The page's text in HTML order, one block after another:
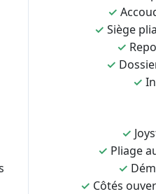
✓
✓ Siège
✓
✓
✓
✓
✓ Pliage
✓
✓ Côtés